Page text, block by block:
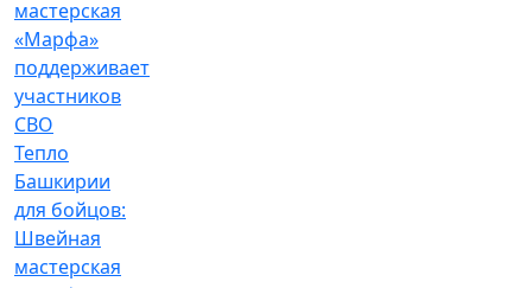
Тепло
Башкирии
для бойцов:
Швейная
мастерская